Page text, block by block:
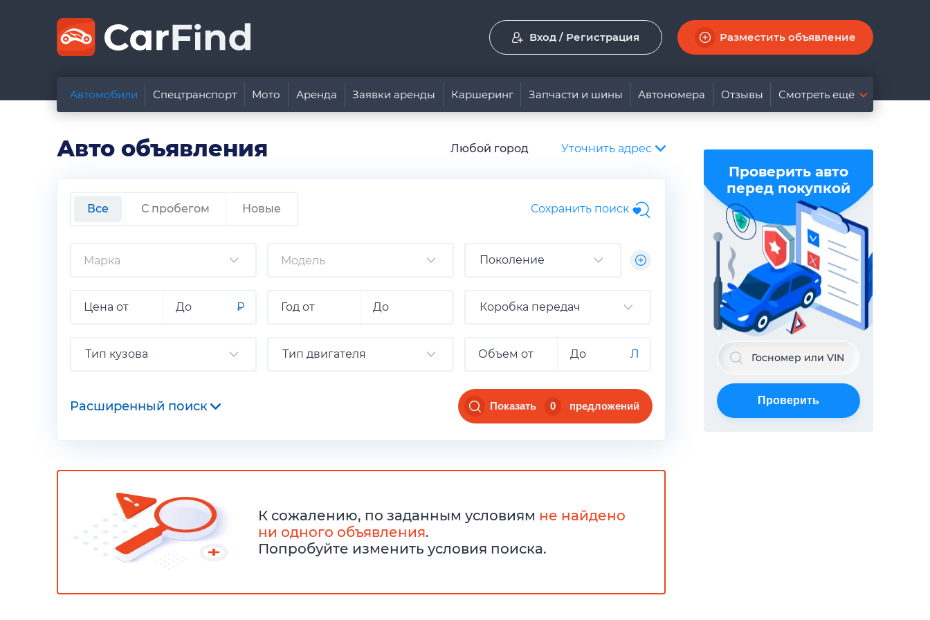
Вход / Регистрация Разместить объявление
Автомобили Спецтранспорт Мото Аренда Заявки аренды Каршеринг Запчасти и шины Автономера Отзывы Смотреть ещё
Авто объявления Любой город Уточнить адрес
Все С пробегом Новые Сохранить поиск
Поколение
₽ Коробка передач
Тип кузова Тип двигателя Л
Расширенный поиск Показать 0 предложений
К сожалению, по заданным условиям не найдено
ни одного объявления.
Попробуйте изменить условия поиска.
Проверить авто
перед покупкой
Проверить